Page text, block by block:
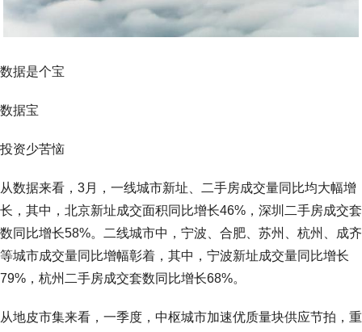
数据是个宝
数据宝
投资少苦恼
从数据来看，3月，一线城市新址、二手房成交量同比均大幅增
长，其中，北京新址成交面积同比增长46%，深圳二手房成交套
数同比增长58%。二线城市中，宁波、合肥、苏州、杭州、成齐
等城市成交量同比增幅彰着，其中，宁波新址成交量同比增长
79%，杭州二手房成交套数同比增长68%。
从地皮市集来看，一季度，中枢城市加速优质量块供应节拍，重